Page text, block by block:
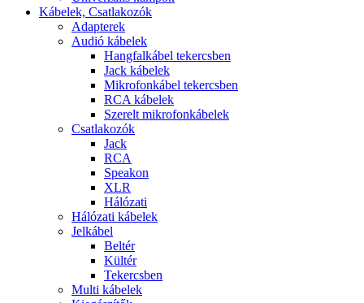
Kábelek, Csatlakozók
Adapterek
Audió kábelek
Hangfalkábel tekercsben
Jack kábelek
Mikrofonkábel tekercsben
RCA kábelek
Szerelt mikrofonkábelek
Csatlakozók
Jack
RCA
Speakon
XLR
Hálózati
Hálózati kábelek
Jelkábel
Beltér
Kültér
Tekercsben
Multi kábelek